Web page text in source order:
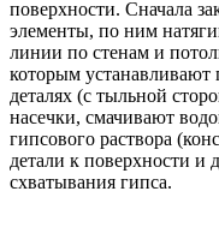
поверхности. Сначала
элементы, по ним
линии по стенам и
которым
деталях (с тыльной
насечки, смачивают
гипсового раствора
детали к поверхности и
схватывания гипса.